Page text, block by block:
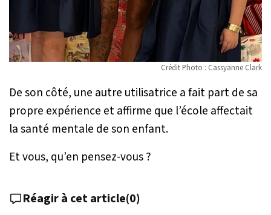
Crédit Photo : Cassyanne Clark
De son côté, une autre utilisatrice a fait part de sa
propre expérience et affirme que l’école affectait
la santé mentale de son enfant.
Et vous, qu’en pensez-vous ?
Réagir à cet article(0)